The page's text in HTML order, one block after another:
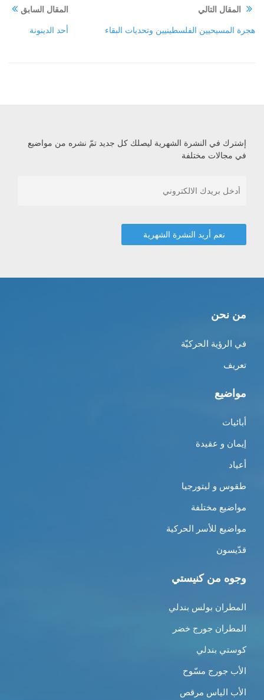
المقال السابق
أحد الدينونة
المقال التالي
هجرة المسيحيين الفلسطينيين وتحديات البقاء
إشترك في النشرة الشهرية ليصلك كل جديد تمّ نشره من مواضيع
في مجالات مختلفة
من نحن
في الرؤية الحركيّة
تعريف
مواضيع
أبائيات
إيمان و عقيدة
أعياد
طقوس و ليتورجيا
مواضيع مختلفة
مواضيع للأسر الحركية
قدّيسون
وجوه من كنيستي
المطران بولس بندلي
المطران جورج خضر
كوستي بندلي
الأب جورج مسّوح
الأب الياس مرقص